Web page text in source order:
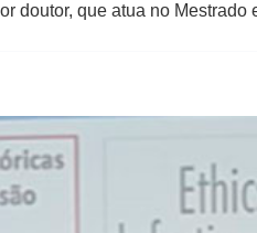
doutor, que atua no Mestrado